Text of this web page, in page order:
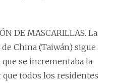
DE MASCARILLAS. La
China (Taiwán) sigue
se incrementaba la
que todos los residentes